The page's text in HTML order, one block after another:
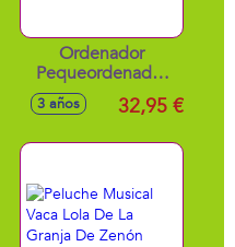
Ordenador
Pequeordenador
20 actividades
21x27x7 cm
3 años 32,95 €